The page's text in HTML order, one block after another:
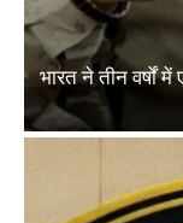
भारत ने तीन वर्षों